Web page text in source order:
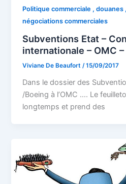
Politique commerciale , douanes
négociations commerciales
Subventions Etat –
internationale – OMC
Viviane De Beaufort/15/09/2017
Dans le dossier des
/Boeing à l’OMC …. Le
longtemps et prend des